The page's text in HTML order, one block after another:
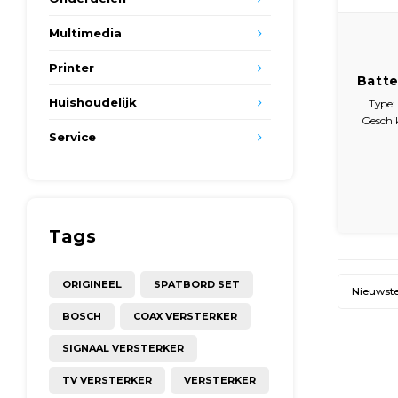
Multimedia
Printer
Huishoudelijk
Service
Tags
ORIGINEEL SPATBORD SET
BOSCH COAX VERSTERKER
SIGNAAL VERSTERKER
TV VERSTERKER VERSTERKER
AA
test